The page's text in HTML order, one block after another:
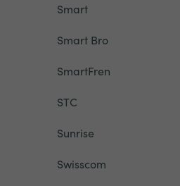
Smart
Smart Bro
SmartFren
STC
Sunrise
Swisscom